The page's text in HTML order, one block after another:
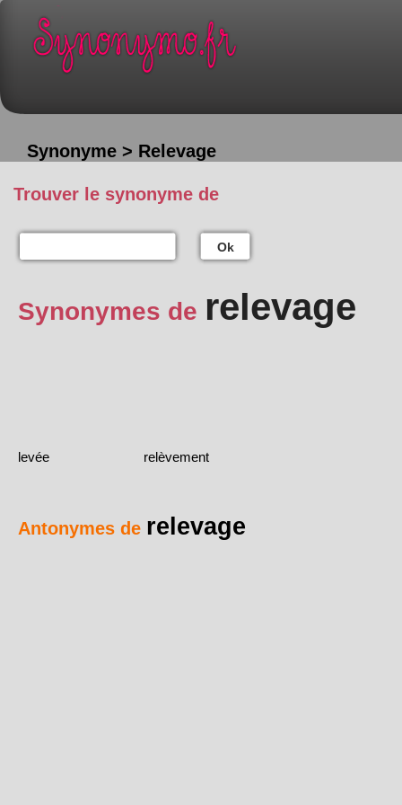
Synonyme > Relevage
Trouver le synonyme de
Ok
Synonymes de relevage
levée relèvement
Antonymes de relevage